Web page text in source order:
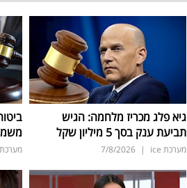
גיא פלג מכריז מלחמה: הגיש
תביעת ענק בסך 5 מיליון שקל
מערכת ice |
7/8/2026 מערכת ice